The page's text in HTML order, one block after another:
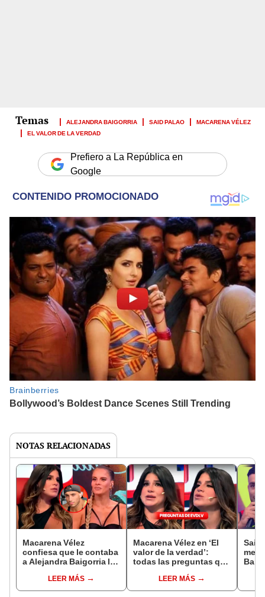
ALEJANDRA BAIGORRIA SAID PALAO
MACARENA VÉLEZ
EL VALOR DE LA VERDAD
Prefiero a La República en
Google
NOTAS RELACIONADAS
Macarena Vélez
confiesa que le contaba
a Alejandra Baigorria los
con Said Palao: “La
consideraba bastante”
LEER MÁS
Macarena Vélez en ‘El
valor de la verdad’:
todas las preguntas que
LEER MÁS
Said